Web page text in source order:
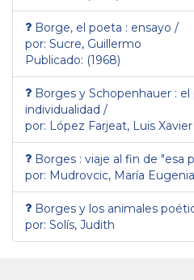
Borge, el poeta : ensayo /
por: Sucre, Guillermo
Publicado: (1968)
Borges y Schopenhauer :
individualidad /
por: López Farjeat, Luis Xavier
Borges : viaje al fin de "esa
por: Mudrovcic, María Eugenia
Borges y los animales
por: Solís, Judith